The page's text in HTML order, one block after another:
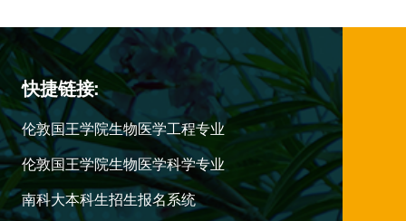
快捷链接:
伦敦国王学院生物医学工程专业
伦敦国王学院生物医学科学专业
南科大本科生招生报名系统